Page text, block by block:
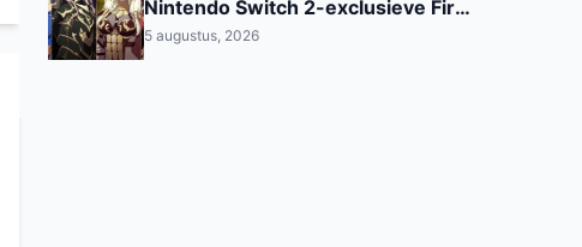
Nintendo Switch 2-exclusieve Fire
Emblem: Fortune’s Weave
5 augustus, 2026